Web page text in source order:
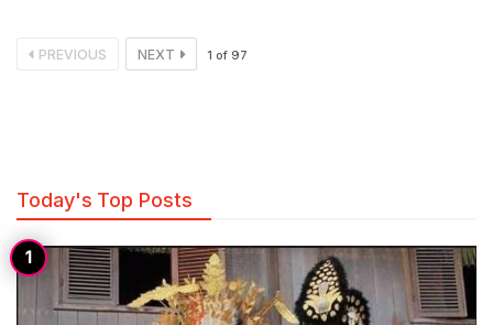
PREVIOUS NEXT 1 of 97
Today's Top Posts